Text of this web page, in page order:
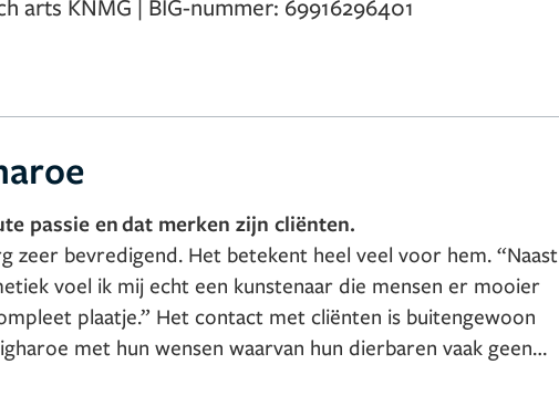
passie en dat merken zijn cliënten.
zeer bevredigend. Het betekent heel veel voor hem. “Naast
voel ik mij echt een kunstenaar die mensen er mooier
plaatje.” Het contact met cliënten is buitengewoon
met hun wensen waarvan hun dierbaren vaak geen
stippelt hij stappenplannen uit om zo de gewenste